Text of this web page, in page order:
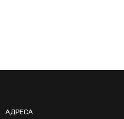
АДРЕСА